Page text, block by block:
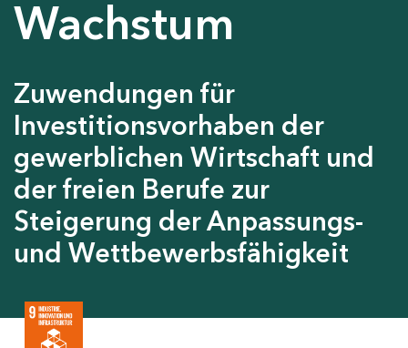
Wachstum
Zuwendungen für
Investitionsvorhaben der
gewerblichen Wirtschaft und
der freien Berufe zur
Steigerung der Anpassungs-
und Wettbewerbsfähigkeit